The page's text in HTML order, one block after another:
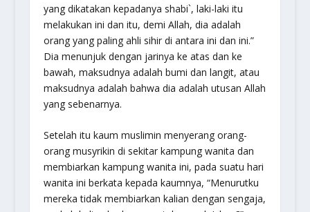
yang dikatakan kepadanya shabi`, laki-laki itu
melakukan ini dan itu, demi Allah, dia adalah
orang yang paling ahli sihir di antara ini dan ini.”
Dia menunjuk dengan jarinya ke atas dan ke
bawah, maksudnya adalah bumi dan langit, atau
maksudnya adalah bahwa dia adalah utusan Allah
yang sebenarnya.
Setelah itu kaum muslimin menyerang orang-
orang musyrikin di sekitar kampung wanita dan
membiarkan kampung wanita ini, pada suatu hari
wanita ini berkata kepada kaumnya, “Menurutku
mereka tidak membiarkan kalian dengan sengaja,